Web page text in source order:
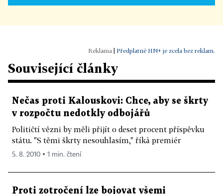
Předplatné HN+ je zcela bez reklam.
Související články
Nečas proti Kalouskovi: Chce, aby se škrty
v rozpočtu nedotkly odbojářů
Političtí vězni by měli přijít o deset procent příspěvku
státu. "S těmi škrty nesouhlasím," říká premiér
5. 8. 2010 ▪ 1 min. čtení
Proti zotročení lze bojovat všemi